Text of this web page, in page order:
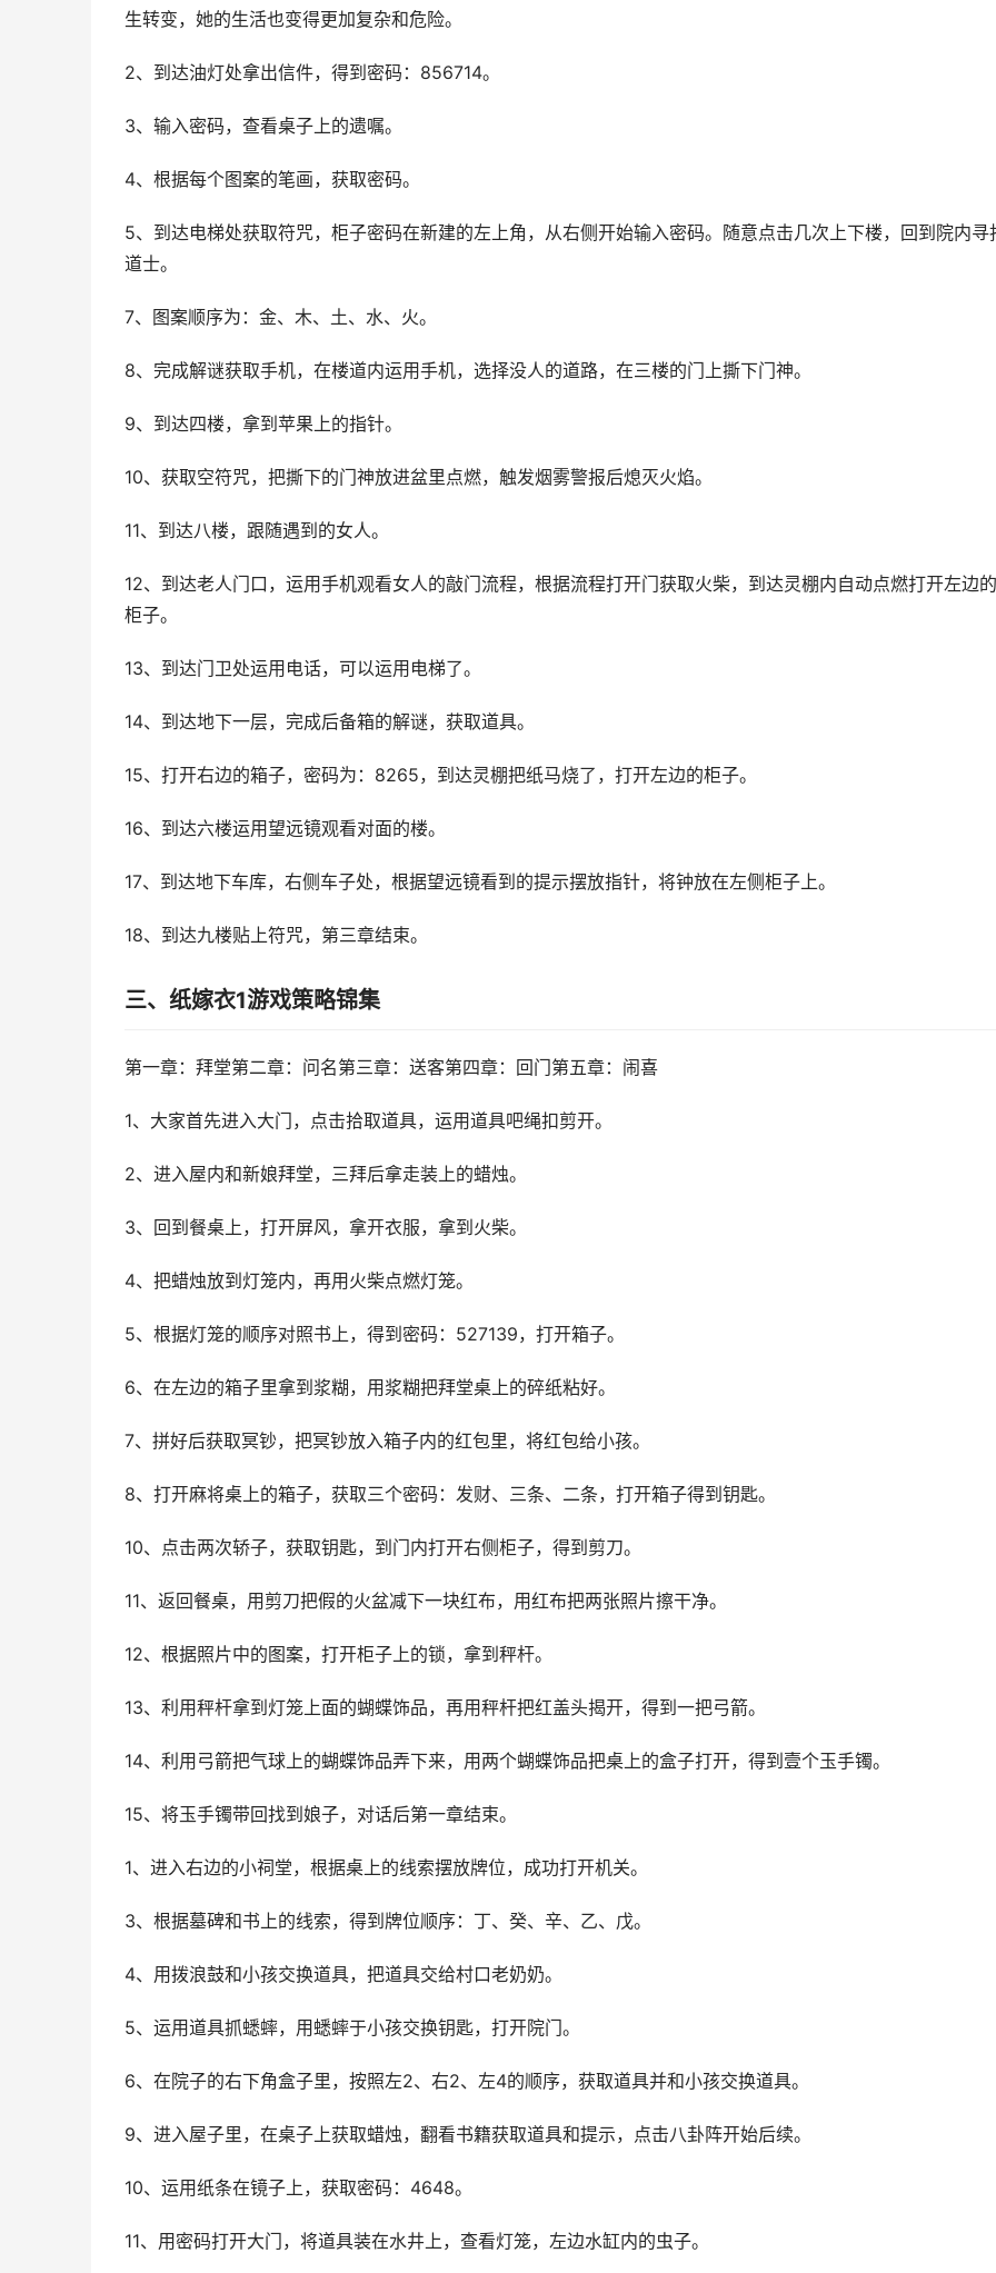
生转变，她的生活也变得更加复杂和危险。
2、到达油灯处拿出信件，得到密码：856714。
3、输入密码，查看桌子上的遗嘱。
4、根据每个图案的笔画，获取密码。
5、到达电梯处获取符咒，柜子密码在新建的左上角，从右侧开始输入密码。随意点击几次上下楼，回到院内寻
道士。
7、图案顺序为：金、木、土、水、火。
8、完成解谜获取手机，在楼道内运用手机，选择没人的道路，在三楼的门上撕下门神。
9、到达四楼，拿到苹果上的指针。
10、获取空符咒，把撕下的门神放进盆里点燃，触发烟雾警报后熄灭火焰。
11、到达八楼，跟随遇到的女人。
12、到达老人门口，运用手机观看女人的敲门流程，根据流程打开门获取火柴，到达灵棚内自动点燃打开左边的
柜子。
13、到达门卫处运用电话，可以运用电梯了。
14、到达地下一层，完成后备箱的解谜，获取道具。
15、打开右边的箱子，密码为：8265，到达灵棚把纸马烧了，打开左边的柜子。
16、到达六楼运用望远镜观看对面的楼。
17、到达地下车库，右侧车子处，根据望远镜看到的提示摆放指针，将钟放在左侧柜子上。
18、到达九楼贴上符咒，第三章结束。
三、纸嫁衣1游戏策略锦集
第一章：拜堂第二章：问名第三章：送客第四章：回门第五章：闹喜
1、大家首先进入大门，点击拾取道具，运用道具吧绳扣剪开。
2、进入屋内和新娘拜堂，三拜后拿走装上的蜡烛。
3、回到餐桌上，打开屏风，拿开衣服，拿到火柴。
4、把蜡烛放到灯笼内，再用火柴点燃灯笼。
5、根据灯笼的顺序对照书上，得到密码：527139，打开箱子。
6、在左边的箱子里拿到浆糊，用浆糊把拜堂桌上的碎纸粘好。
7、拼好后获取冥钞，把冥钞放入箱子内的红包里，将红包给小孩。
8、打开麻将桌上的箱子，获取三个密码：发财、三条、二条，打开箱子得到钥匙。
10、点击两次轿子，获取钥匙，到门内打开右侧柜子，得到剪刀。
11、返回餐桌，用剪刀把假的火盆减下一块红布，用红布把两张照片擦干净。
12、根据照片中的图案，打开柜子上的锁，拿到秤杆。
13、利用秤杆拿到灯笼上面的蝴蝶饰品，再用秤杆把红盖头揭开，得到一把弓箭。
14、利用弓箭把气球上的蝴蝶饰品弄下来，用两个蝴蝶饰品把桌上的盒子打开，得到壹个玉手镯。
15、将玉手镯带回找到娘子，对话后第一章结束。
1、进入右边的小祠堂，根据桌上的线索摆放牌位，成功打开机关。
3、根据墓碑和书上的线索，得到牌位顺序：丁、癸、辛、乙、戊。
4、用拨浪鼓和小孩交换道具，把道具交给村口老奶奶。
5、运用道具抓蟋蟀，用蟋蟀于小孩交换钥匙，打开院门。
6、在院子的右下角盒子里，按照左2、右2、左4的顺序，获取道具并和小孩交换道具。
9、进入屋子里，在桌子上获取蜡烛，翻看书籍获取道具和提示，点击八卦阵开始后续。
10、运用纸条在镜子上，获取密码：4648。
11、用密码打开大门，将道具装在水井上，查看灯笼，左边水缸内的虫子。